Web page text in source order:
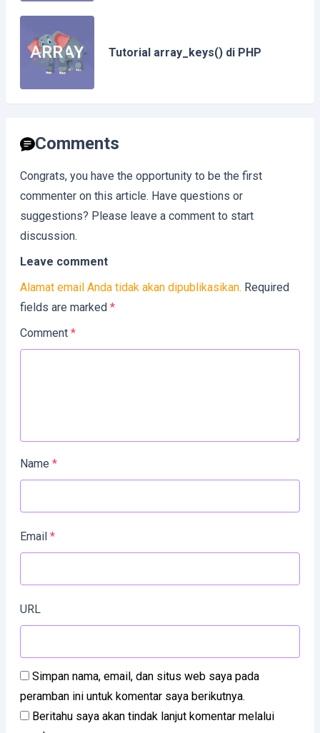
Tutorial array_keys() di PHP
Comments
Congrats, you have the opportunity to be the first
commenter on this article. Have questions or
suggestions? Please leave a comment to start
discussion.
Leave comment
Alamat email Anda tidak akan dipublikasikan. Required
fields are marked *
Comment *
Name *
Email *
URL
Simpan nama, email, dan situs web saya pada
peramban ini untuk komentar saya berikutnya.
Beritahu saya akan tindak lanjut komentar melalui